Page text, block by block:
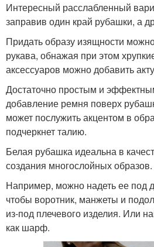
Интересный расслабленный
заправив один край рубашки, а
Придать образу изящности
рукава, обнажая при этом
аксессуаров можно добавить
Достаточно простым и
добавление ремня поверх
может послужить акцентом в
подчеркнет талию.
Белая рубашка идеальна в
создания многослойных образов.
Например, можно надеть ее под
чтобы воротник, манжеты и
из-под плечевого изделия. Или
как шарф.